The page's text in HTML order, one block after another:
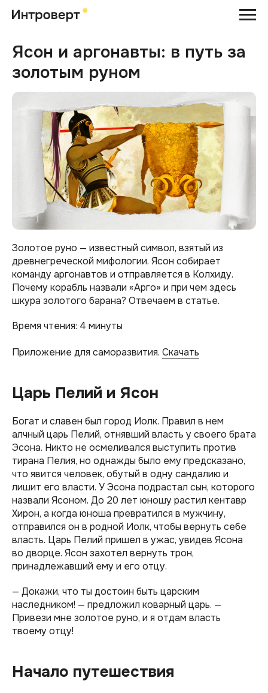
Ясон и аргонавты: в путь за
золотым руном
Золотое руно — известный символ, взятый из
древнегреческой мифологии. Ясон собирает
команду аргонавтов и отправляется в Колхиду.
Почему корабль назвали «Арго» и при чем здесь
шкура золотого барана? Отвечаем в статье.
Время чтения: 4 минуты
Приложение для саморазвития. Скачать
Царь Пелий и Ясон
Богат и славен был город Иолк. Правил в нем
алчный царь Пелий, отнявший власть у своего брата
Эсона. Никто не осмеливался выступить против
тирана Пелия, но однажды было ему предсказано,
что явится человек, обутый в одну сандалию и
лишит его власти. У Эсона подрастал сын, которого
назвали Ясоном. До 20 лет юношу растил кентавр
Хирон, а когда юноша превратился в мужчину,
отправился он в родной Иолк, чтобы вернуть себе
власть. Царь Пелий пришел в ужас, увидев Ясона
во дворце. Ясон захотел вернуть трон,
принадлежавший ему и его отцу.
— Докажи, что ты достоин быть царским
наследником! — предложил коварный царь. —
Привези мне золотое руно, и я отдам власть
твоему отцу!
Начало путешествия